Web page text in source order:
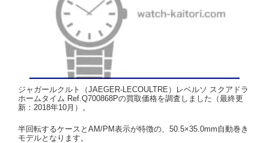
ジャガールクルト（JAEGER-LECOULTRE）レベルソ スクアドラ
ホームタイム Ref.Q700868Pの買取価格を調査しました（最終更
新：2018年10月）。
半回転するケースとAM/PM表示が特徴の、50.5×35.0mm自動巻き
モデルとなります。